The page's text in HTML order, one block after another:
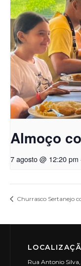
Almoço
7 agosto @ 12:20 pm
Churrasco Sertanejo
Rua Antonio